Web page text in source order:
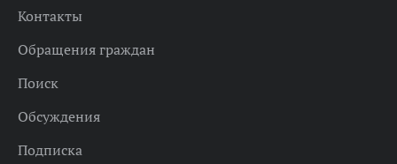
Контакты
Обращения граждан
Поиск
Обсуждения
Подписка